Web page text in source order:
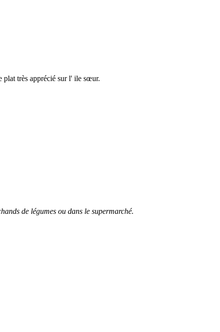
plat très apprécié sur l' ile sœur.
de légumes ou dans le supermarché.